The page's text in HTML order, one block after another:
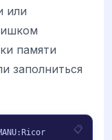
или
памяти
заполниться